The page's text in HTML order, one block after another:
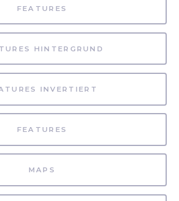
FEATURES
HINTERGRUND
INVERTIERT
FEATURES
MAPS